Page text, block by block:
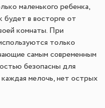
маленького ребенка,
в восторге от
комнаты. При
только
самым современным
безопасны для
мелочь, нет острых